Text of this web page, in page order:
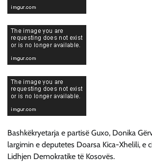
Bashkëkryetarja e partisë Guxo, Donika
largimin e deputetes Doarsa Kica-Xhelili, e
Lidhjen Demokratike të Kosovës.